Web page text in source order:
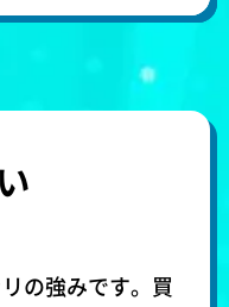
の強みです。買